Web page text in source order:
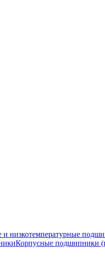
и низкотемпературные
Корпусные подшипники